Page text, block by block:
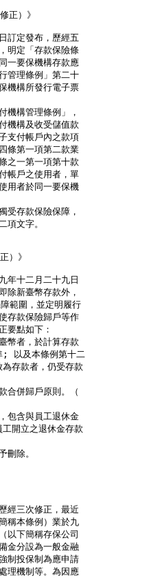
正）》
訂定發布，歷經五
明定「存款保險條
一要保機構存款應
管理條例」第二十
機構所發行電子票
機構管理條例」，
機構及收受儲值款
支付帳戶內之款項
條第一項第二款業
之一第一項第十款
帳戶之使用者，單
用者於同一要保機
受存款保險保障，
項文字。
）》
年十二月二十九日
除新臺幣存款外，
範圍，並定明履行
存款保險歸戶等作
要點如下：
幣者，於計算存款
以及本條例第十二
存款者，仍受存款
合併歸戶原則。（
包含與員工退休金
開立之退休金存款
刪除。
修正）》
經三次修正，最近
稱本條例）業於九
以下簡稱存保公司
金分設為一般金融
制投保制為應申請
理機制等。為因應